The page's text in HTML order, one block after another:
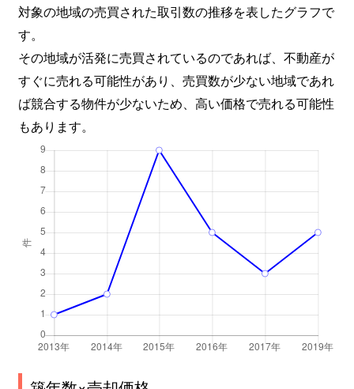
対象の地域の売買された取引数の推移を表したグラフで
す。
その地域が活発に売買されているのであれば、不動産が
すぐに売れる可能性があり、売買数が少ない地域であれ
ば競合する物件が少ないため、高い価格で売れる可能性
もあります。